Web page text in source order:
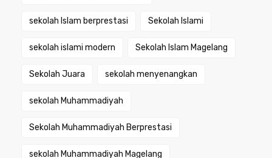
sekolah Islam berprestasi Sekolah Islami
sekolah islami modern Sekolah Islam Magelang
Sekolah Juara sekolah menyenangkan
sekolah Muhammadiyah
Sekolah Muhammadiyah Berprestasi
sekolah Muhammadiyah Magelang